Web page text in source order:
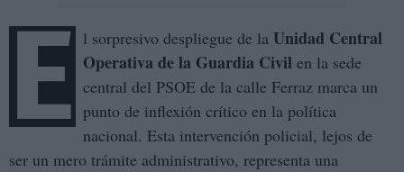
E l sorpresivo despliegue de la Unidad Central
Operativa de la Guardia Civil en la sede
central del PSOE de la calle Ferraz marca un
punto de inflexión crítico en la política
nacional. Esta intervención policial, lejos de
ser un mero trámite administrativo, representa una